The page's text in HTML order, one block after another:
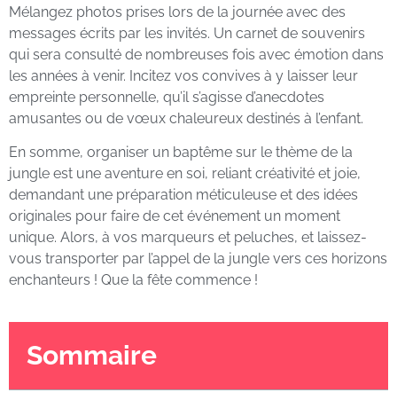
Mélangez photos prises lors de la journée avec des
messages écrits par les invités. Un carnet de souvenirs
qui sera consulté de nombreuses fois avec émotion dans
les années à venir. Incitez vos convives à y laisser leur
empreinte personnelle, qu’il s’agisse d’anecdotes
amusantes ou de vœux chaleureux destinés à l’enfant.
En somme, organiser un baptême sur le thème de la
jungle est une aventure en soi, reliant créativité et joie,
demandant une préparation méticuleuse et des idées
originales pour faire de cet événement un moment
unique. Alors, à vos marqueurs et peluches, et laissez-
vous transporter par l’appel de la jungle vers ces horizons
enchanteurs ! Que la fête commence !
Sommaire